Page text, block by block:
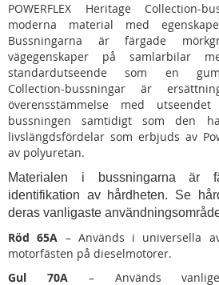
POWERFLEX Heritage Collection-
moderna material med
Bussningarna är färgade
vägegenskaper på samlarbilar
standardutseende som en
Collection-bussningar är
överensstämmelse med
bussningen samtidigt som den
livslängdsfördelar som erbjuds av
av polyuretan.
Materialen i bussningarna är
identifikation av hårdheten. Se
deras vanligaste
Röd 65A – Används i universella
motorfästen på dieselmotorer.
Gul 70A– Används